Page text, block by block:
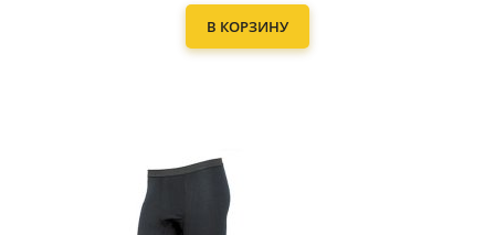
В КОРЗИНУ